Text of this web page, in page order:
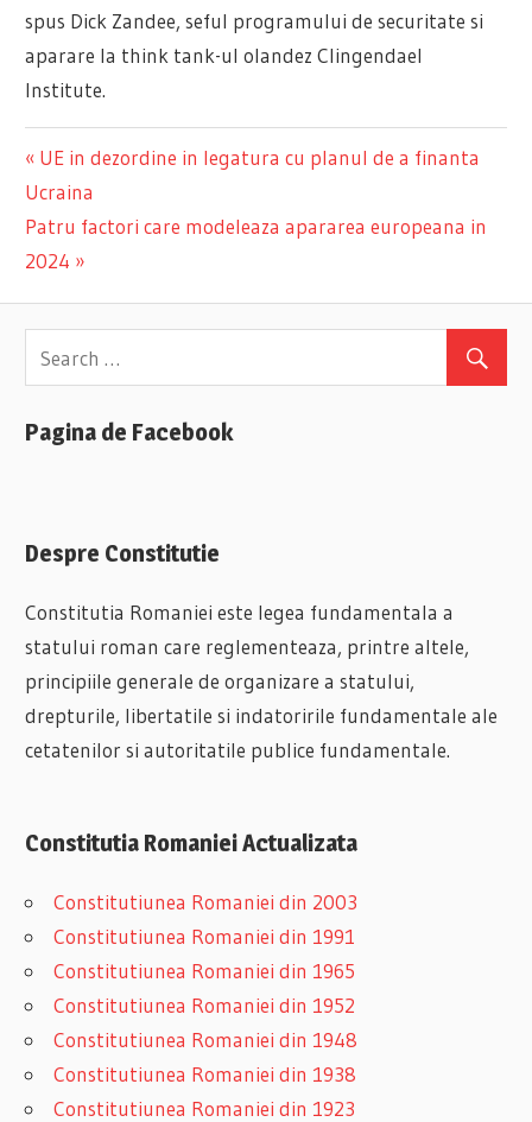
spus Dick Zandee, seful programului de securitate si
aparare la think tank-ul olandez Clingendael
Institute.
Navigare
în
articole
Previous
Post:
UE in dezordine in legatura cu planul de a finanta
Ucraina
Next
Post:
Patru factori care modeleaza apararea europeana in
2024
Pagina de Facebook
Despre Constitutie
Constitutia Romaniei este legea fundamentala a
statului roman care reglementeaza, printre altele,
principiile generale de organizare a statului,
drepturile, libertatile si indatoririle fundamentale ale
cetatenilor si autoritatile publice fundamentale.
Constitutia Romaniei Actualizata
Constitutiunea Romaniei din 2003
Constitutiunea Romaniei din 1991
Constitutiunea Romaniei din 1965
Constitutiunea Romaniei din 1952
Constitutiunea Romaniei din 1948
Constitutiunea Romaniei din 1938
Constitutiunea Romaniei din 1923